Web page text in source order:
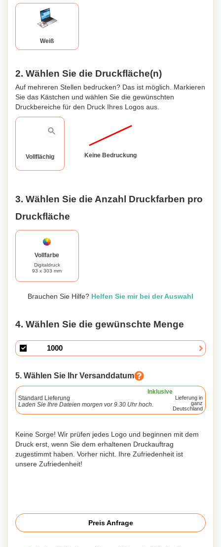
Mindestbestellmenge: 250 Stück.
Weiß
2. Wählen Sie die Druckfläche(n)
Auf mehreren Stellen bedrucken? Das ist möglich. Markieren
Sie das Kästchen und wählen Sie die gewünschten
Druckbereiche für den Druck Ihres Logos aus.
Vollflächig Keine Bedruckung
3. Wählen Sie die Anzahl Druckfarben pro
Druckfläche
Vollfarbe
Digitaldruck
93 x 303 mm
Brauchen Sie Hilfe? Helfen Sie mir bei der Auswahl
4. Wählen Sie die gewünschte Menge
5. Wählen Sie Ihr Versanddatum
Inklusive
Standard Lieferung
Laden Sie Ihre Dateien morgen vor 9.30 Uhr hoch.
Lieferung in
ganz
Deutschland
Keine Sorge! Wir prüfen jedes Logo und beginnen mit dem
Druck erst, wenn Sie dem erhaltenen Druckauftrag
zugestimmt haben. Vorher nicht. Ihre Zufriedenheit ist
unsere Zufriedenheit!
Preis Anfrage